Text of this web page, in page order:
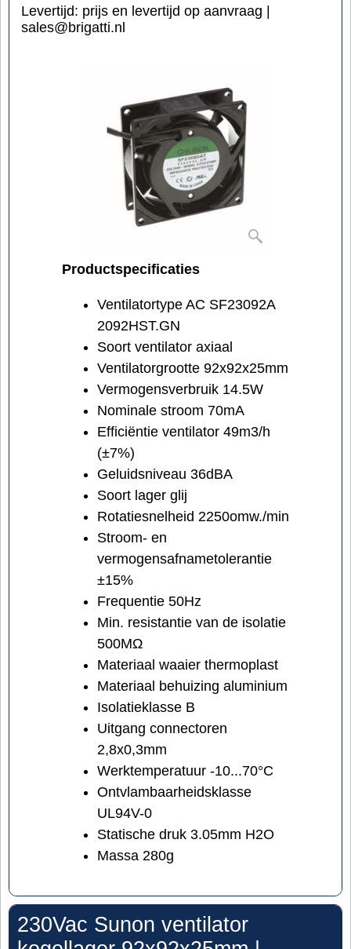
Levertijd: prijs en levertijd op aanvraag |
sales@brigatti.nl
Productspecificaties
Ventilatortype AC SF23092A
2092HST.GN
Soort ventilator axiaal
Ventilatorgrootte 92x92x25mm
Vermogensverbruik 14.5W
Nominale stroom 70mA
Efficiëntie ventilator 49m3/h
(±7%)
Geluidsniveau 36dBA
Soort lager glij
Rotatiesnelheid 2250omw./min
Stroom- en
vermogensafnametolerantie
±15%
Frequentie 50Hz
Min. resistantie van de isolatie
500MΩ
Materiaal waaier thermoplast
Materiaal behuizing aluminium
Isolatieklasse B
Uitgang connectoren
2,8x0,3mm
Werktemperatuur -10...70°C
Ontvlambaarheidsklasse
UL94V-0
Statische druk 3.05mm H2O
Massa 280g
230Vac Sunon ventilator